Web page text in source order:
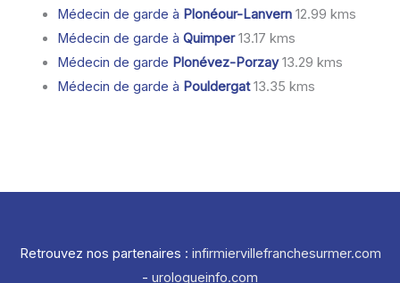
Médecin de garde à Plonéour-Lanvern12.99 kms
Médecin de garde à Quimper13.17 kms
Médecin de garde Plonévez-Porzay13.29 kms
Médecin de garde à Pouldergat13.35 kms
Retrouvez nos partenaires : infirmiervillefranchesurmer.com
- urologueinfo.com